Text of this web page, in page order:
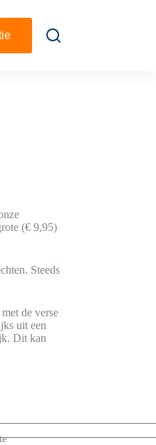
(€ 9,95)
Steeds
de verse
uit een
Dit kan